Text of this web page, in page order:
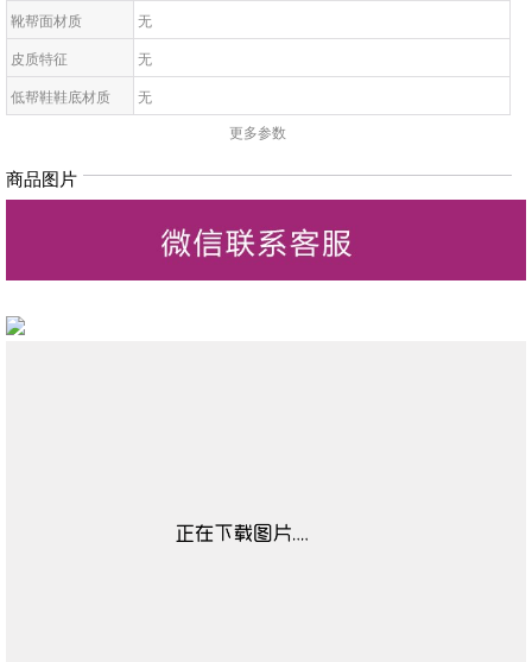
靴帮面材质
无
皮质特征
无
低帮鞋鞋底材质
无
鞋鞋跟高
无
女凉鞋后帮
无
女凉鞋侧帮
更多参数
商品图片